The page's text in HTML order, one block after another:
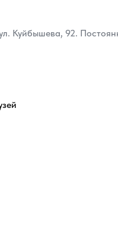
Куйбышева, 92.